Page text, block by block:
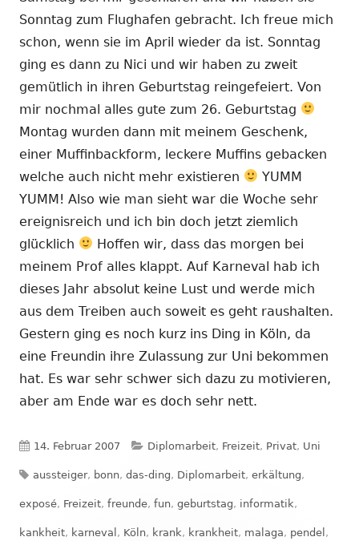
Sonntag zum Flughafen gebracht. Ich freue mich
schon, wenn sie im April wieder da ist. Sonntag
ging es dann zu Nici und wir haben zu zweit
gemütlich in ihren Geburtstag reingefeiert. Von
mir nochmal alles gute zum 26. Geburtstag
Montag wurden dann mit meinem Geschenk,
einer Muffinbackform, leckere Muffins gebacken
welche auch nicht mehr existieren
YUMM
YUMM! Also wie man sieht war die Woche sehr
ereignisreich und ich bin doch jetzt ziemlich
glücklich
Hoffen wir, dass das morgen bei
meinem Prof alles klappt. Auf Karneval hab ich
dieses Jahr absolut keine Lust und werde mich
aus dem Treiben auch soweit es geht raushalten.
Gestern ging es noch kurz ins Ding in Köln, da
eine Freundin ihre Zulassung zur Uni bekommen
hat. Es war sehr schwer sich dazu zu motivieren,
aber am Ende war es doch sehr nett.
Veröffentlicht
am
14. Februar 2007 Kategorien
Diplomarbeit, Freizeit, Privat, Uni
Schlagwörter
aussteiger, bonn, das-ding, Diplomarbeit, erkältung,
exposé, Freizeit, freunde, fun, geburtstag, informatik,
kankheit, karneval , Köln, krank, krankheit, malaga, pendel ,